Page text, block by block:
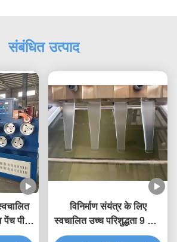
संबंधित उत्पाद
पीपी
5-19
विनिर्माण संयंत्र के लिए
स्वचालित उच्च परिशुद्धता 9 मिमी
पीपी स्ट्रैपिंग उत्पादन लाइन पीपी